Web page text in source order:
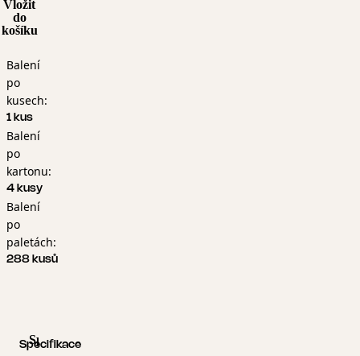
Vložit
do
košíku
Balení
po
kusech:
1 kus
Balení
po
kartonu:
4 kusy
Balení
po
paletách:
288 kusů
Specifikace produktu
Specifikace